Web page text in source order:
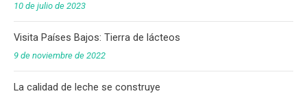
10 de julio de 2023
Visita Países Bajos: Tierra de lácteos
9 de noviembre de 2022
La calidad de leche se construye